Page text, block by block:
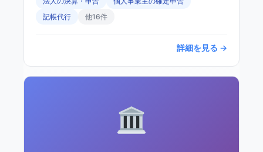
記帳代行
他16件
詳細を見る →